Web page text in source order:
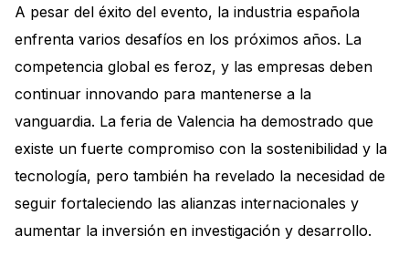
A pesar del éxito del evento, la industria española
enfrenta varios desafíos en los próximos años. La
competencia global es feroz, y las empresas deben
continuar innovando para mantenerse a la
vanguardia. La feria de Valencia ha demostrado que
existe un fuerte compromiso con la sostenibilidad y la
tecnología, pero también ha revelado la necesidad de
seguir fortaleciendo las alianzas internacionales y
aumentar la inversión en investigación y desarrollo.